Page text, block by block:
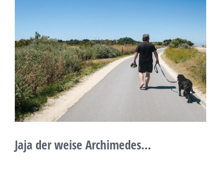
Jaja der weise Archimedes…